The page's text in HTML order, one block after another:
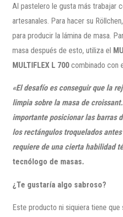
Al pastelero le gusta más trabajar
artesanales. Para hacer su
para producir la lámina de masa.
masa después de esto, utiliza el
MULTIFLEX L 700 combinado con
«El desafío es conseguir que la
limpia sobre la masa de
importante posicionar las barras
los rectángulos troquelados
requiere de una cierta habilidad
tecnólogo de masas.
¿Te gustaría algo sabroso?
Este producto ni siquiera tiene que